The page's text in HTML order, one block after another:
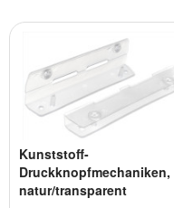
Kunststoff-
Druckknopfmechaniken,
natur/transparent